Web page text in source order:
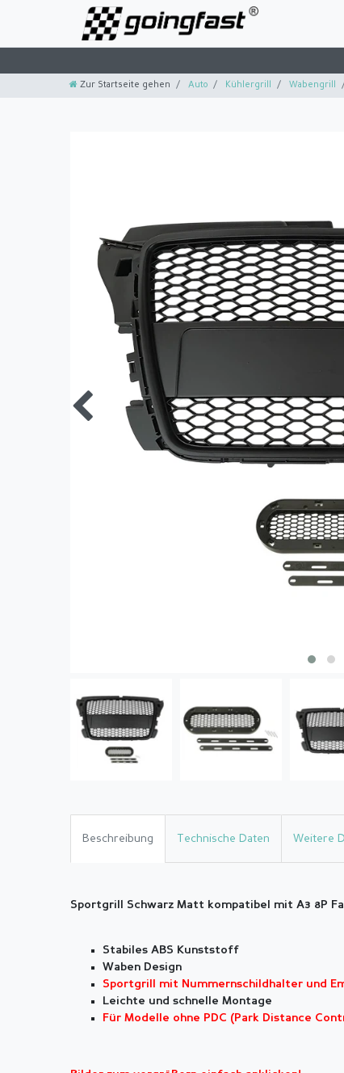
Zur Startseite gehen Auto Kühlergrill Wabengrill
Beschreibung Technische Daten Weitere
Sportgrill Schwarz Matt kompatibel mit A3 8P
Stabiles ABS Kunststoff
Waben Design
Sportgrill mit Nummernschildhalter und
Leichte und schnelle Montage
Für Modelle ohne PDC (Park Distance